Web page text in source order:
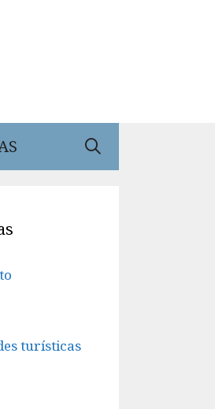
turísticas